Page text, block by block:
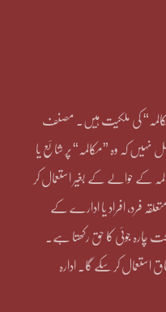
”مکالمہ“ کی ملکیت ہیں۔ مصنف
نہیں کہ وہ ”مکالمہ“ پر شائع یا
کے حوالے کے بغیر استعمال کر
فرد، افراد یا ادارے کے
جوئی کا حق رکھتا ہے۔
استعمال کر سکے گا۔ ادارہ